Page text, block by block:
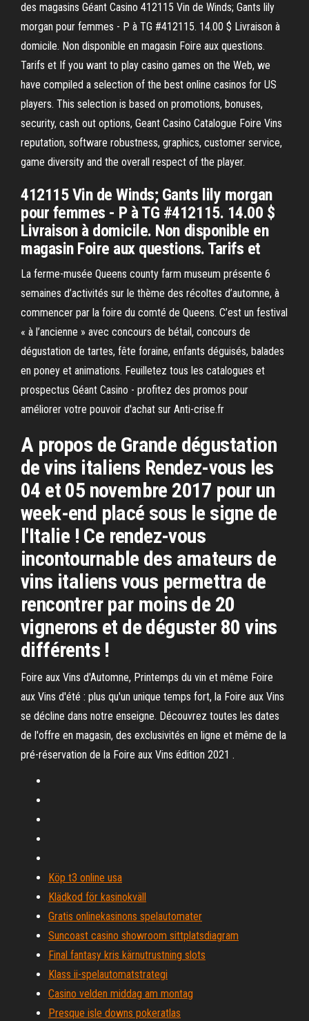
des magasins Géant Casino 412115 Vin de Winds; Gants lily
morgan pour femmes - P à TG #412115. 14.00 $ Livraison à
domicile. Non disponible en magasin Foire aux questions.
Tarifs et If you want to play casino games on the Web, we
have compiled a selection of the best online casinos for US
players. This selection is based on promotions, bonuses,
security, cash out options, Geant Casino Catalogue Foire Vins
reputation, software robustness, graphics, customer service,
game diversity and the overall respect of the player.
412115 Vin de Winds; Gants lily morgan
pour femmes - P à TG #412115. 14.00 $
Livraison à domicile. Non disponible en
magasin Foire aux questions. Tarifs et
La ferme-musée Queens county farm museum présente 6
semaines d’activités sur le thème des récoltes d’automne, à
commencer par la foire du comté de Queens. C’est un festival
« à l’ancienne » avec concours de bétail, concours de
dégustation de tartes, fête foraine, enfants déguisés, balades
en poney et animations. Feuilletez tous les catalogues et
prospectus Géant Casino - profitez des promos pour
améliorer votre pouvoir d'achat sur Anti-crise.fr
A propos de Grande dégustation
de vins italiens Rendez-vous les
04 et 05 novembre 2017 pour un
week-end placé sous le signe de
l'Italie ! Ce rendez-vous
incontournable des amateurs de
vins italiens vous permettra de
rencontrer par moins de 20
vignerons et de déguster 80 vins
différents !
Foire aux Vins d'Automne, Printemps du vin et même Foire
aux Vins d'été : plus qu'un unique temps fort, la Foire aux Vins
se décline dans notre enseigne. Découvrez toutes les dates
de l'offre en magasin, des exclusivités en ligne et même de la
pré-réservation de la Foire aux Vins édition 2021 .
Köp t3 online usa
Klädkod för kasinokväll
Gratis onlinekasinons spelautomater
Suncoast casino showroom sittplatsdiagram
Final fantasy kris kärnutrustning slots
Klass ii-spelautomatstrategi
Casino velden middag am montag
Presque isle downs pokeratlas